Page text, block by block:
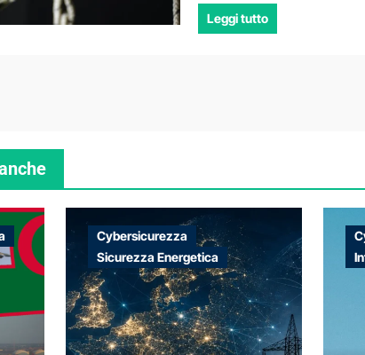
Leggi tutto
Cybersicurezza
Sicurezza Energetica